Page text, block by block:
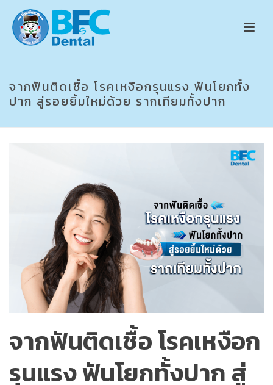
จากฟันติดเชื้อ โรคเหงือกรุนแรง ฟันโยกทั้ง
ปาก สู่รอยยิ้มใหม่ด้วย รากเทียมทั้งปาก
จากฟันติดเชื้อ โรคเหงือก
รุนแรง ฟันโยกทั้งปาก สู่